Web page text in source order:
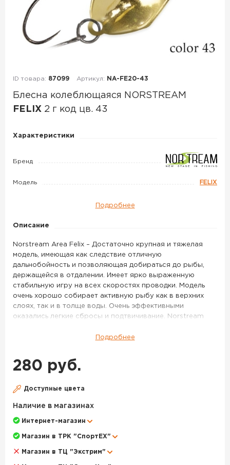
ID товара: 87099 Артикул: NA-FE20-43
Блесна колеблющаяся NORSTREAM
FELIX 2 г код цв. 43
Блесна
NORSTREAM
2
цв.
43
Характеристики
Бренд
Модель FELIX
Подробнее
Описание
Norstream Area Felix – Достаточно крупная и тяжелая
модель, имеющая как следствие отличную
дальнобойность и позволяющая добираться до рыбы,
держащейся в отдалении. Имеет ярко выраженную
стабильную игру на всех скоростях проводки. Модель
очень хорошо собирает активную рыбу как в верхних
слоях, так и в толще воды. Очень эффективными
оказались легкие сбросы и подтвичивание. Norstream
Felix’a. Данный размер имеет два варианта исполнения
размашистую игру и большую стабильность, она лучше
подходит для ловли на течении, с успехом применяется
эффективно получится облавливать небольшие приямки
стоячей воде она будет весьма эффективна, если
активность рыбы пошла на спад, и крупные активные
Самая легкая версия этой модели, имеет тот же размер,
что и Felix 2,3 г, но за счет меньшего веса обладает куда
Подробнее
280 руб.
Доступные цвета
Наличие в магазинах
Интернет-магазин
Магазин в ТРК "СпортЕХ"
Магазин в ТЦ "Экстрим"